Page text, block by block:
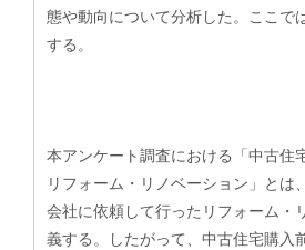
態や動向について分析した。ここで
する。
本アンケート調査における「中古住
リフォーム・リノベーション」とは
会社に依頼して行ったリフォーム・
義する。したがって、中古住宅購入